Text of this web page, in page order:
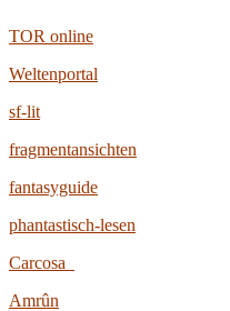
TOR online
Weltenportal
sf-lit
fragmentansichten
fantasyguide
phantastisch-lesen
Carcosa
Amrûn